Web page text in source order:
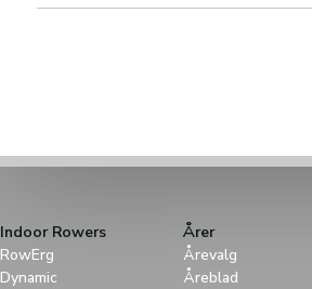
Indoor Rowers
RowErg
Dynamic
Årer
Årevalg
Åreblad